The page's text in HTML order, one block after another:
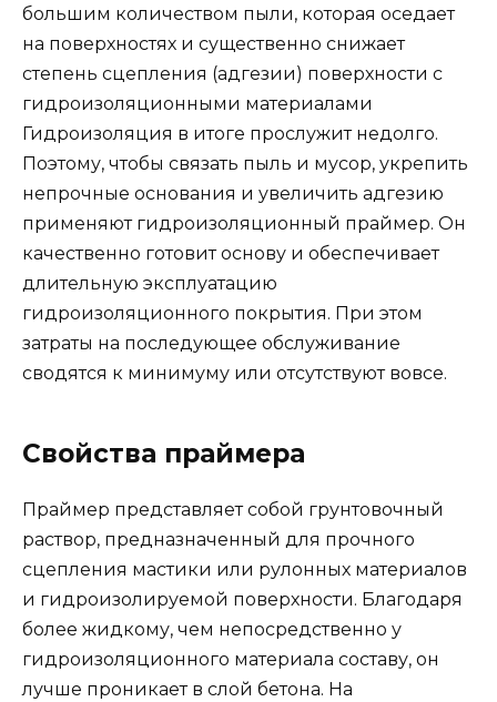
большим количеством пыли, которая оседает
на поверхностях и существенно снижает
степень сцепления (адгезии) поверхности с
гидроизоляционными материалами
Гидроизоляция в итоге прослужит недолго.
Поэтому, чтобы связать пыль и мусор, укрепить
непрочные основания и увеличить адгезию
применяют гидроизоляционный праймер. Он
качественно готовит основу и обеспечивает
длительную эксплуатацию
гидроизоляционного покрытия. При этом
затраты на последующее обслуживание
сводятся к минимуму или отсутствуют вовсе.
Свойства праймера
Праймер представляет собой грунтовочный
раствор, предназначенный для прочного
сцепления мастики или рулонных материалов
и гидроизолируемой поверхности. Благодаря
более жидкому, чем непосредственно у
гидроизоляционного материала составу, он
лучше проникает в слой бетона. На